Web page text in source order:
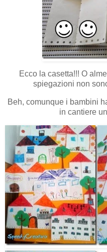
Ecco la casetta!!! O
spiegazioni non
Beh, comunque i bambini
in cantiere